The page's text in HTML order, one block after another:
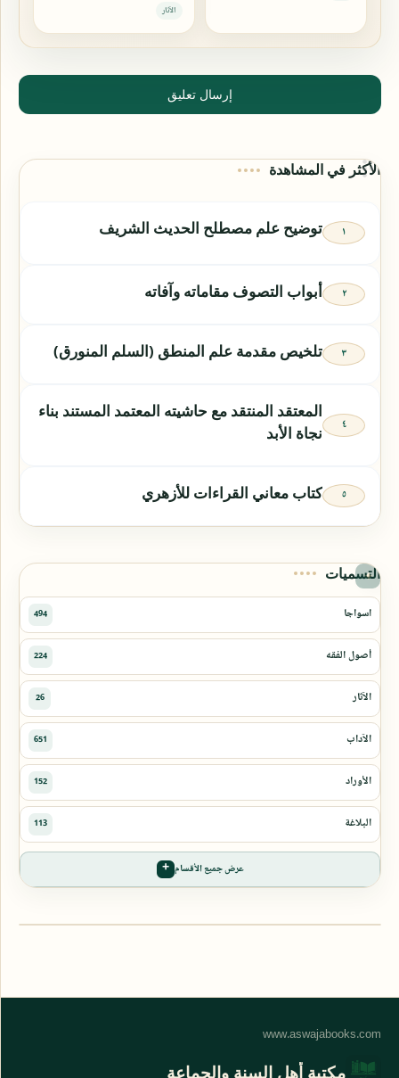
من الآثار في ثواب قارئ
الآثار
إرسال تعليق
الأكثر في المشاهدة
توضيح علم مصطلح الحديث الشريف
أبواب التصوف مقاماته وآفاته
تلخيص مقدمة علم المنطق (السلم المنورق)
المعتقد المنتقد مع حاشيته المعتمد المستند بناء
نجاة الأبد
كتاب معاني القراءات للأزهري
التسميات
عرض جميع الأقسام
مكتبة أهل السنة والجماعة